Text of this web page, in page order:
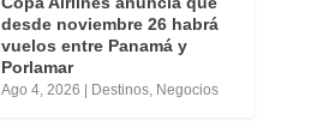
desde noviembre 26 habrá
vuelos entre Panamá y
Porlamar
Ago 4, 2026 Destinos, Negocios